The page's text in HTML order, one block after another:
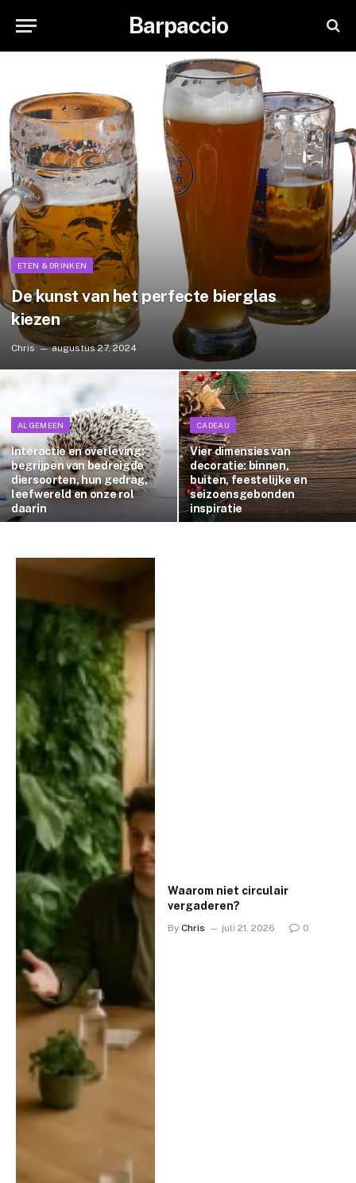
Barpaccio
ETEN & DRINKEN
De kunst van het perfecte bierglas
kiezen
Chris augustus 27, 2024
ALGEMEEN
Interactie en overleving:
begrijpen van bedreigde
diersoorten, hun gedrag,
leefwereld en onze rol
daarin
CADEAU
Vier dimensies van
decoratie: binnen,
buiten, feestelijke en
seizoensgebonden
inspiratie
Waarom niet circulair
vergaderen?
By Chris juli 21, 2026 0